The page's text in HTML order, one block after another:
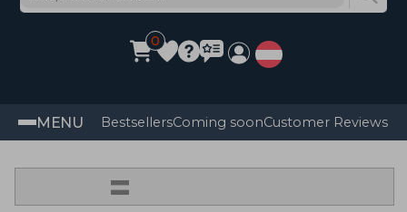
0
MENU BestsellersComing soonCustomer Reviews
=